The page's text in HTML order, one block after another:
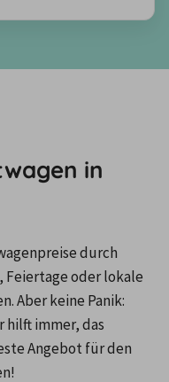
in
durch
Feiertage oder lokale
Aber keine Panik:
hilft immer, das
Angebot für den